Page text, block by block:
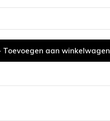
Toevoegen aan winkelwagen